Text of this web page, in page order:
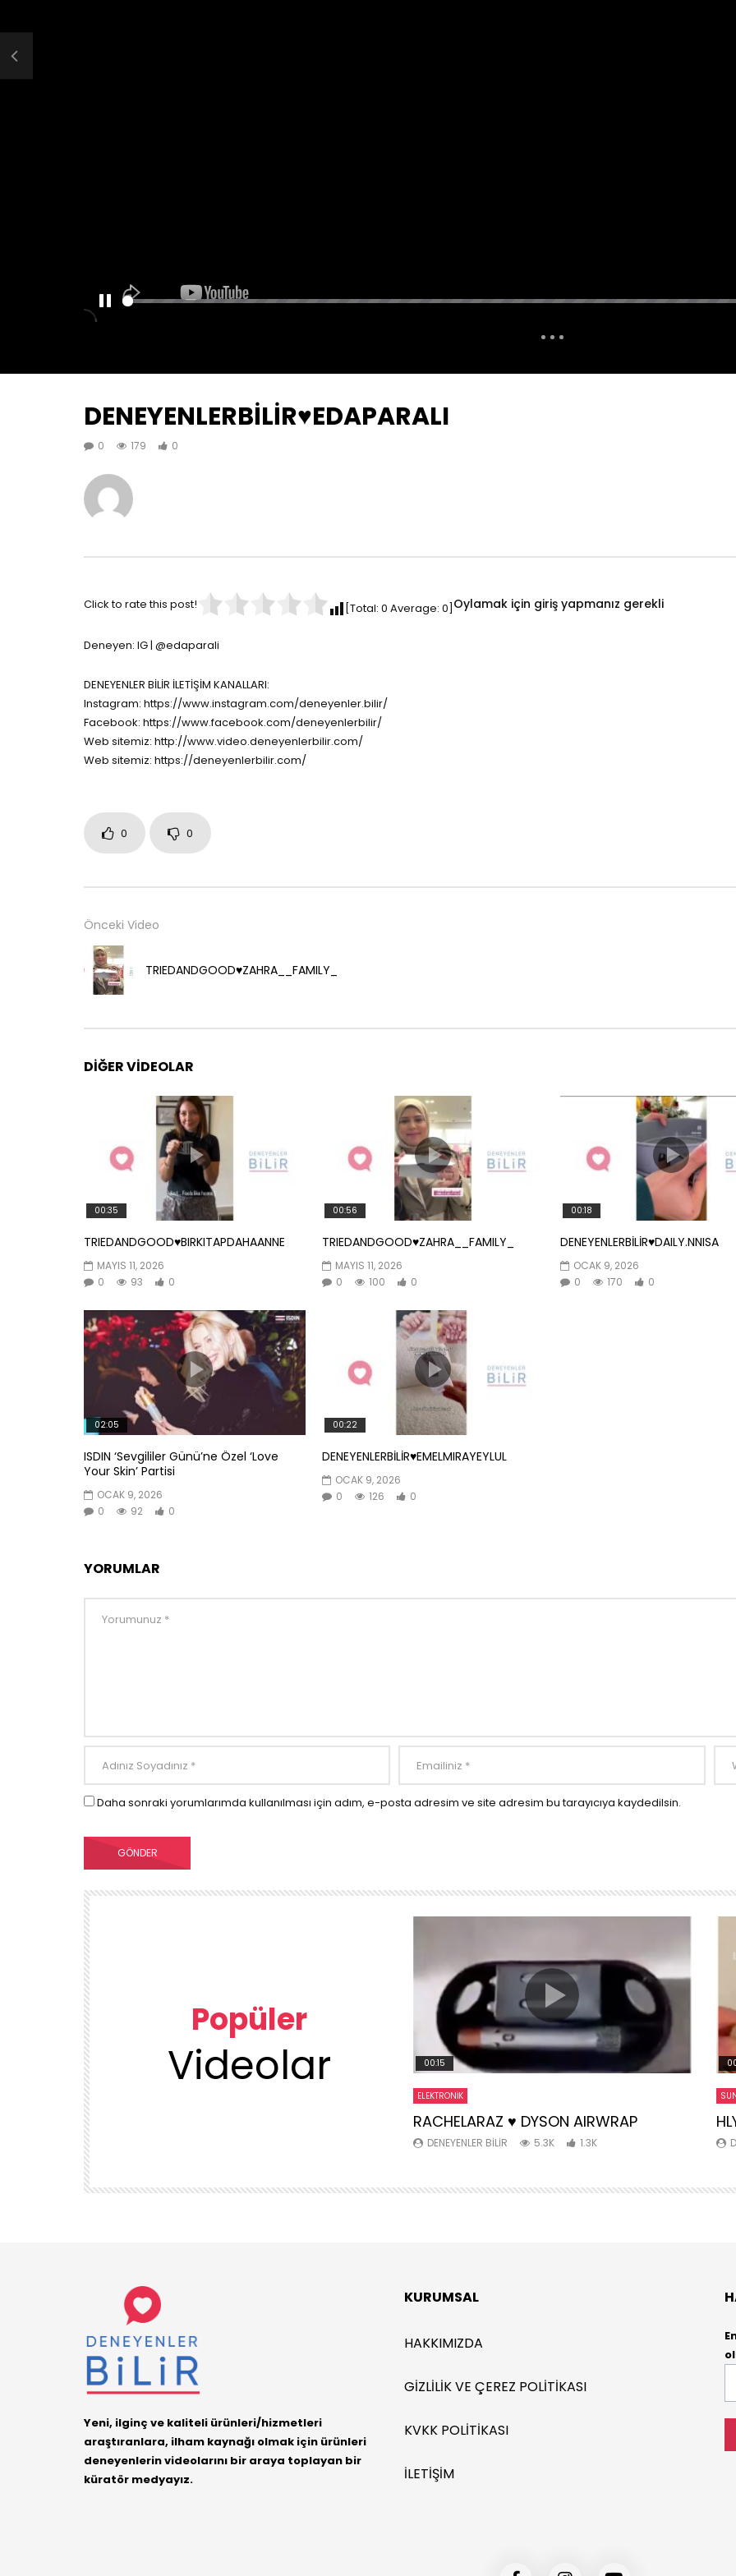
DENEYENLERBİLİR♥️EDAPARALI
0 179 0
Click to rate this post! [Total: 0 Average: 0 Oylamak için giriş yapmanız gerekli
Deneyen: IG | ‪@edaparali
DENEYENLER BİLİR İLETİŞİM KANALLARI:
Instagram: https://www.instagram.com/deneyenler.bilir/
Facebook: https://www.facebook.com/deneyenlerbilir/
Web sitemiz: http://www.video.deneyenlerbilir.com/
Web sitemiz: https://deneyenlerbilir.com/
0 0
Önceki Video
TRIEDANDGOOD♥️ZAHRA__FAMILY_
DIĞER VIDEOLAR
00:35
TRIEDANDGOOD♥️BIRKITAPDAHAANNE
MAYIS 11, 2026
0
93 0
00:56
TRIEDANDGOOD♥️ZAHRA__FAMILY_
MAYIS 11, 2026
0
100 0
00:18
DENEYENLERBİLİR♥️DAILY.NNISA
OCAK 9, 2026
0
170 0
02:05
ISDIN ‘Sevgililer Günü’ne Özel ‘Love
Your Skin’ Partisi
OCAK 9, 2026
0
92 0
00:22
DENEYENLERBİLİR♥️EMELMIRAYEYLUL
OCAK 9, 2026
0
126 0
YORUMLAR
Daha sonraki yorumlarımda kullanılması için adım, e-posta adresim ve site adresim bu tarayıcıya kaydedilsin.
Popüler
Videolar 00:15
ELEKTRONIK
RACHELARAZ ♥️ DYSON AIRWRAP
DENEYENLER BILIR 5.3K 1.3K
Yeni, ilginç ve kaliteli ürünleri/hizmetleri
araştıranlara, ilham kaynağı olmak için ürünleri
deneyenlerin videolarını bir araya toplayan bir
küratör medyayız.
KURUMSAL
HAKKIMIZDA
GIZLILIK VE ÇEREZ POLITIKASI
KVKK POLITIKASI
İLETIŞIM